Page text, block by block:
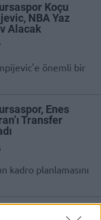
Koçu
NBA Yaz
Alacak
önemli bir
Enes
Transfer
kadro planlamasını